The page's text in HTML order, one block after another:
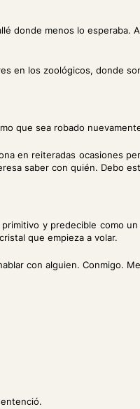
donde menos lo
en los zoológicos, donde
que sea robado
en reiteradas ocasiones
saber con quién. Debo
y predecible como
que empieza a volar.
con alguien. Conmigo.